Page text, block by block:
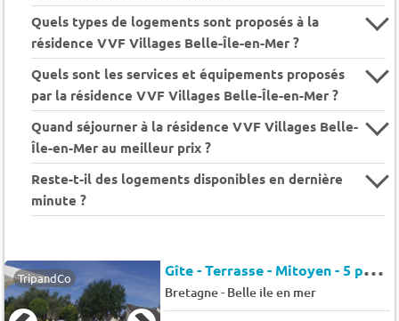
Quels types de logements sont proposés à la
résidence VVF Villages Belle-Île-en-Mer ?
Quels sont les services et équipements proposés
par la résidence VVF Villages Belle-Île-en-Mer ?
Quand séjourner à la résidence VVF Villages Belle-
Île-en-Mer au meilleur prix ?
Reste-t-il des logements disponibles en dernière
minute ?
TripandCo G
îte - Terrasse - Mitoyen - 5 pers. - 35m2
Bretagne- Belle ile en mer